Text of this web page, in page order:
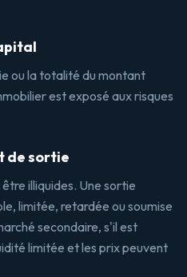
ou la totalité du montant
est exposé aux risques
de sortie
illiquides. Une sortie
limitée, retardée ou soumise
secondaire, s'il est
limitée et les prix peuvent